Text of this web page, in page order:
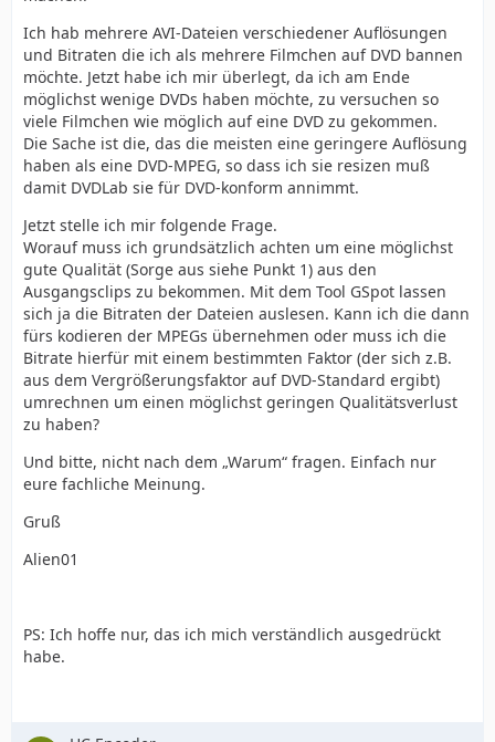
Ich hab mehrere AVI-Dateien verschiedener Auflösungen
und Bitraten die ich als mehrere Filmchen auf DVD bannen
möchte. Jetzt habe ich mir überlegt, da ich am Ende
möglichst wenige DVDs haben möchte, zu versuchen so
viele Filmchen wie möglich auf eine DVD zu gekommen.
Die Sache ist die, das die meisten eine geringere Auflösung
haben als eine DVD-MPEG, so dass ich sie resizen muß
damit DVDLab sie für DVD-konform annimmt.
Jetzt stelle ich mir folgende Frage.
Worauf muss ich grundsätzlich achten um eine möglichst
gute Qualität (Sorge aus siehe Punkt 1) aus den
Ausgangsclips zu bekommen. Mit dem Tool GSpot lassen
sich ja die Bitraten der Dateien auslesen. Kann ich die dann
fürs kodieren der MPEGs übernehmen oder muss ich die
Bitrate hierfür mit einem bestimmten Faktor (der sich z.B.
aus dem Vergrößerungsfaktor auf DVD-Standard ergibt)
umrechnen um einen möglichst geringen Qualitätsverlust
zu haben?
Und bitte, nicht nach dem „Warum“ fragen. Einfach nur
eure fachliche Meinung.
Gruß
Alien01
PS: Ich hoffe nur, das ich mich verständlich ausgedrückt
habe.